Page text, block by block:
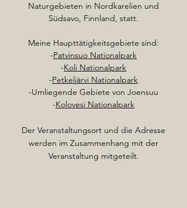
Naturgebieten in Nordkarelien und
Südsavo, Finnland, statt.
Meine Haupttätigkeitsgebiete sind:
-Patvinsuo Nationalpark
-Koli Nationalpark
-Petkeljärvi Nationalpark
-Umliegende Gebiete von Joensuu
-Kolovesi Nationalpark
Der Veranstaltungsort und die Adresse
werden im Zusammenhang mit der
Veranstaltung mitgeteilt.